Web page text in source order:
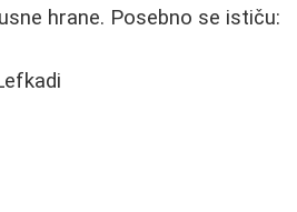
hrane. Posebno se ističu: